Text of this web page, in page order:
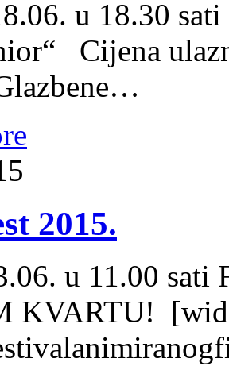
u 18.30
Cijena
2015.
u 11.00
KVARTU!